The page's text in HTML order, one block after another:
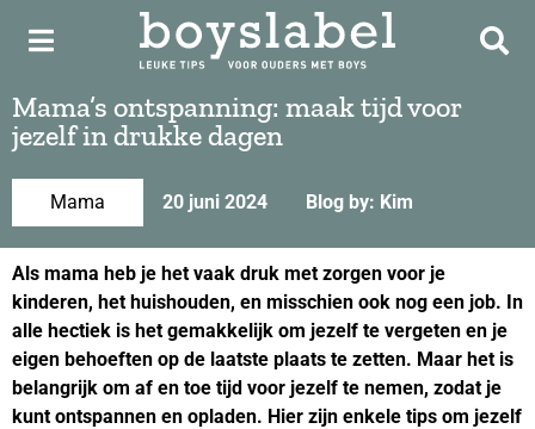
Mama’s ontspanning: maak tijd voor
jezelf in drukke dagen
Mama 20 juni 2024 Blog by: Kim
Als mama heb je het vaak druk met zorgen voor je
kinderen, het huishouden, en misschien ook nog een job. In
alle hectiek is het gemakkelijk om jezelf te vergeten en je
eigen behoeften op de laatste plaats te zetten. Maar het is
belangrijk om af en toe tijd voor jezelf te nemen, zodat je
kunt ontspannen en opladen. Hier zijn enkele tips om jezelf